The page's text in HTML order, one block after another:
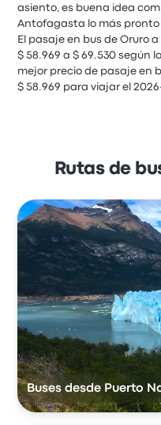
asiento, es buena idea
Antofagasta lo más pronto
El pasaje en bus de Oruro
$ 58.969 a $ 69.530 según
mejor precio de pasaje en
$ 58.969 para viajar el
Rutas de
Buses desde Puerto